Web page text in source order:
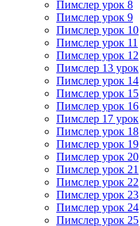
Пимслер урок 8
Пимслер урок 9
Пимслер урок 10
Пимслер урок 11
Пимслер урок 12
Пимслер 13 урок
Пимслер урок 14
Пимслер урок 15
Пимслер урок 16
Пимслер 17 урок
Пимслер урок 18
Пимслер урок 19
Пимслер урок 20
Пимслер урок 21
Пимслер урок 22
Пимслер урок 23
Пимслер урок 24
Пимслер урок 25